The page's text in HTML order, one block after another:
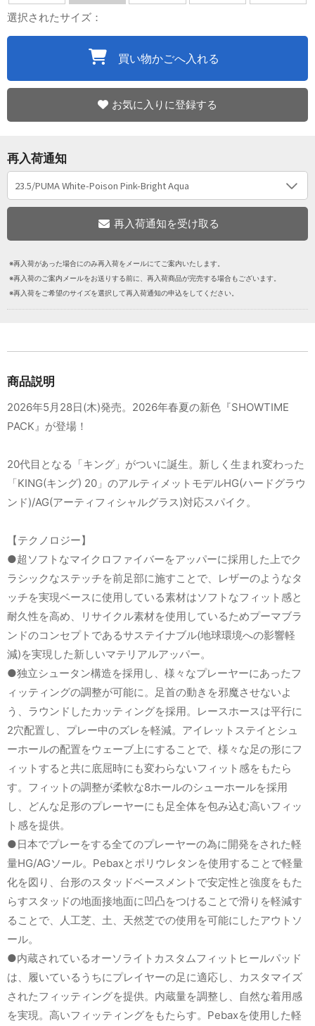
選択されたサイズ：
買い物かごへ入れる
お気に入りに登録する
再入荷通知
※再入荷があった場合にのみ再入荷をメールにてご案内いたします。
※再入荷のご案内メールをお送りする前に、再入荷商品が完売する場合もございます。
※再入荷をご希望のサイズを選択して再入荷通知の申込をしてください。
商品説明
2026年5月28日(木)発売。2026年春夏の新色『SHOWTIME
PACK』が登場！
20代目となる「キング」がついに誕生。新しく生まれ変わった
「KING(キング) 20」のアルティメットモデルHG(ハードグラウ
ンド)/AG(アーティフィシャルグラス)対応スパイク。
【テクノロジー】
●超ソフトなマイクロファイバーをアッパーに採用した上でク
ラシックなステッチを前足部に施すことで、レザーのようなタ
ッチを実現ベースに使用している素材はソフトなフィット感と
耐久性を高め、リサイクル素材を使用しているためプーマブラ
ンドのコンセプトであるサステイナブル(地球環境への影響軽
減)を実現した新しいマテリアルアッパー。
●独立シュータン構造を採用し、様々なプレーヤーにあったフ
ィッティングの調整が可能に。足首の動きを邪魔させないよ
う、ラウンドしたカッティングを採用。レースホースは平行に
2穴配置し、プレー中のズレを軽減。アイレットステイとシュ
ーホールの配置をウェーブ上にすることで、様々な足の形にフ
ィットすると共に底屈時にも変わらないフィット感をもたら
す。フィットの調整が柔軟な8ホールのシューホールを採用
し、どんな足形のプレーヤーにも足全体を包み込む高いフィッ
ト感を提供。
●日本でプレーをする全てのプレーヤーの為に開発をされた軽
量HG/AGソール。Pebaxとポリウレタンを使用することで軽量
化を図り、台形のスタッドベースメントで安定性と強度をもた
らすスタッドの地面接地面に凹凸をつけることで滑りを軽減す
ることで、人工芝、土、天然芝での使用を可能にしたアウトソ
ール。
●内蔵されているオーソライトカスタムフィットヒールパッド
は、履いているうちにプレイヤーの足に適応し、カスタマイズ
されたフィッティングを提供。内蔵量を調整し、自然な着用感
を実現。高いフィッティングをもたらす。Pebaxを使用した軽